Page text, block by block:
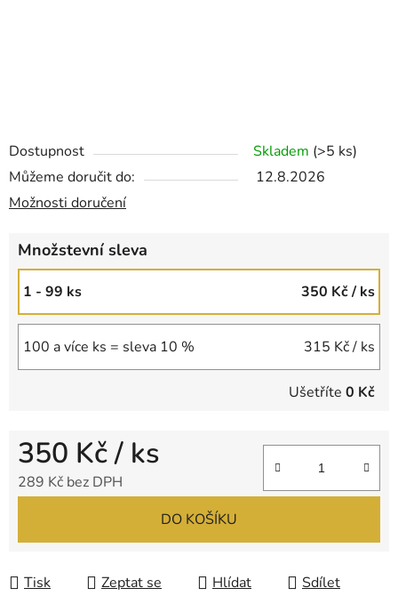
Dostupnost Skladem (>5 ks)
Můžeme doručit do:
12.8.2026
Možnosti doručení
Množstevní sleva
1 - 99 ks 350 Kč/ ks
100 a více ks = sleva 10 % 315 Kč/ ks
Ušetříte 0 Kč
350 Kč/ ks
289 Kč bez DPH
DO KOŠÍKU
Tisk Zeptat se Hlídat Sdílet